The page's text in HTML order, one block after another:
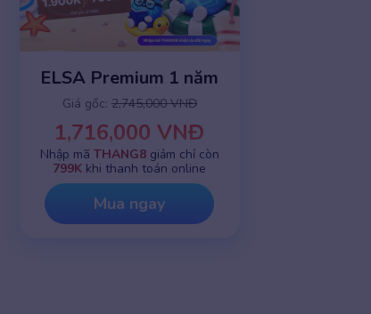
ELSA Premium 1 năm
Giá gốc: 2,745,000 VNĐ
1,716,000 VNĐ
Nhập mã THANG8giảm chỉ còn
799K khi thanh toán online
Mua ngay